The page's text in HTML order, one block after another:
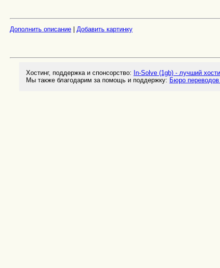
Дополнить описание Добавить картинку
Хостинг, поддержка и спонсорство: In-Solve (1gb) - лучший
Мы также благодарим за помощь и поддержку: Бюро переводов